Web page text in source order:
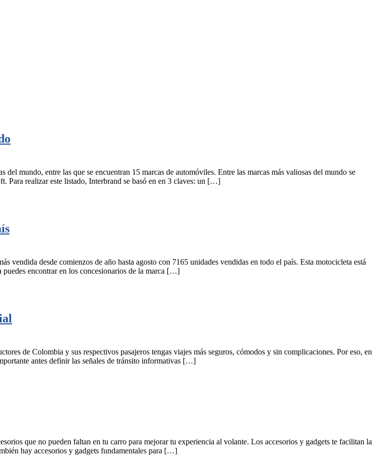
mundo, entre las que se encuentran 15 marcas de automóviles. Entre las marcas más valiosas del mundo se
Para realizar este listado, Interbrand se basó en en 3 claves: un […]
desde comienzos de año hasta agosto con 7165 unidades vendidas en todo el país. Esta motocicleta está
encontrar en los concesionarios de la marca […]
de Colombia y sus respectivos pasajeros tengas viajes más seguros, cómodos y sin complicaciones. Por eso, en
antes definir las señales de tránsito informativas […]
que no pueden faltan en tu carro para mejorar tu experiencia al volante. Los accesorios y gadgets te facilitan la
hay accesorios y gadgets fundamentales para […]